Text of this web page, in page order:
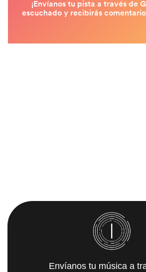
Envíanos tu música a